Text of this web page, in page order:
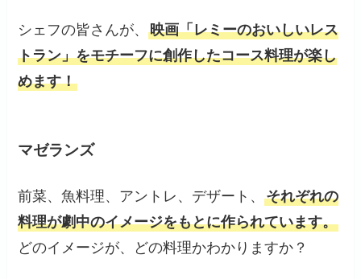
シェフの皆さんが、映画「レミーのおいしいレス
トラン」をモチーフに創作したコース料理が楽し
めます！
マゼランズ
前菜、魚料理、アントレ、デザート、それぞれの
料理が劇中のイメージをもとに作られています。
どのイメージが、どの料理かわかりますか？